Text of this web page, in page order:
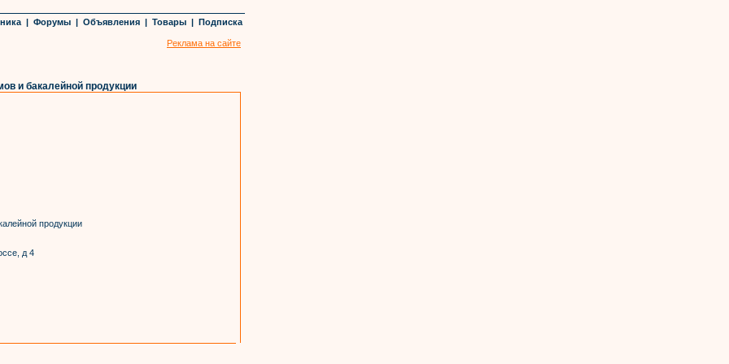
| Форумы | Объявления | Товары | Подписка
Реклама на сайте
и бакалейной продукции
продукции
д 4